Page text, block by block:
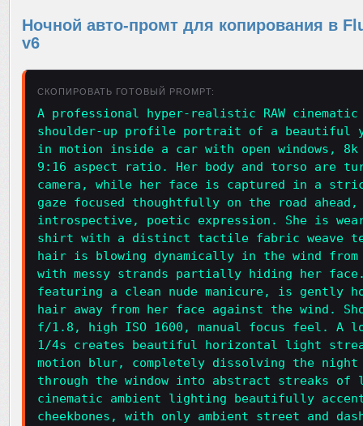
Ночной авто-промт для копирования в
v6
СКОПИРОВАТЬ ГОТОВЫЙ PROMPT:
A professional hyper-realistic RAW
shoulder-up profile portrait of a beautiful
in motion inside a car with open windows,
9:16 aspect ratio. Her body and torso are
camera, while her face is captured in a
gaze focused thoughtfully on the road ahead,
introspective, poetic expression. She is
shirt with a distinct tactile fabric weave
hair is blowing dynamically in the wind from
with messy strands partially hiding her
featuring a clean nude manicure, is gently
hair away from her face against the wind.
f/1.8, high ISO 1600, manual focus feel. A
1/4s creates beautiful horizontal light
motion blur, completely dissolving the night
through the window into abstract streaks of
cinematic ambient lighting beautifully
cheekbones, with only ambient street and